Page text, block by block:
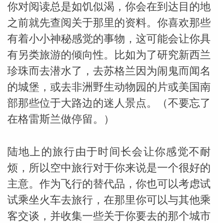
_susan
miller
勒
你对阅读总是如饥似渴，你会在到达目的地
之前就先查阅关于那里的资料。你喜欢那些
有着小小神秘感觉的事物，这可能会让你具
有另类旅游的倾向性。比如为了研究新西兰
珍珠而去潜水了，去苏格兰因为闹鬼而闻名
的城堡，或去非洲野生动物园的片或美国南
部那些位于大路边的迷人景点。（不要忘了
在格雷斯兰做停留。）
陆地上的旅行由于时间长会让你感觉不耐
烦，所以空中旅行对于你来说是一个很好的
主意。作为飞行的替代品，你也可以考虑试
试乘坐火车去旅行，在那里你可以与其他乘
客交谈，并收集一些关于你要去的那个城市